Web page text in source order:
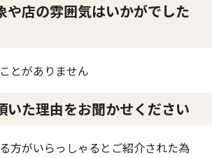
や店の雰囲気はいかがでした
とがありません
いた理由をお聞かせください
方がいらっしゃるとご紹介された為